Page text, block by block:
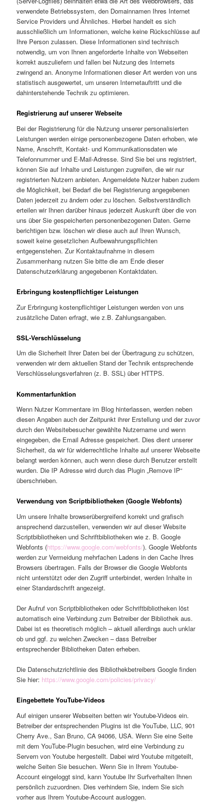
verwendete Betriebssystem, den Domainnamen Ihres Internet
Service Providers und Ähnliches. Hierbei handelt es sich
ausschließlich um Informationen, welche keine Rückschlüsse auf
Ihre Person zulassen. Diese Informationen sind technisch
notwendig, um von Ihnen angeforderte Inhalte von Webseiten
korrekt auszuliefern und fallen bei Nutzung des Internets
zwingend an. Anonyme Informationen dieser Art werden von uns
statistisch ausgewertet, um unseren Internetauftritt und die
dahinterstehende Technik zu optimieren.
Registrierung auf unserer Webseite
Bei der Registrierung für die Nutzung unserer personalisierten
Leistungen werden einige personenbezogene Daten erhoben, wie
Name, Anschrift, Kontakt- und Kommunikationsdaten wie
Telefonnummer und E-Mail-Adresse. Sind Sie bei uns registriert,
können Sie auf Inhalte und Leistungen zugreifen, die wir nur
registrierten Nutzern anbieten. Angemeldete Nutzer haben zudem
die Möglichkeit, bei Bedarf die bei Registrierung angegebenen
Daten jederzeit zu ändern oder zu löschen. Selbstverständlich
erteilen wir Ihnen darüber hinaus jederzeit Auskunft über die von
uns über Sie gespeicherten personenbezogenen Daten. Gerne
berichtigen bzw. löschen wir diese auch auf Ihren Wunsch,
soweit keine gesetzlichen Aufbewahrungspflichten
entgegenstehen. Zur Kontaktaufnahme in diesem
Zusammenhang nutzen Sie bitte die am Ende dieser
Datenschutzerklärung angegebenen Kontaktdaten.
Erbringung kostenpflichtiger Leistungen
Zur Erbringung kostenpflichtiger Leistungen werden von uns
zusätzliche Daten erfragt, wie z.B. Zahlungsangaben.
SSL-Verschlüsselung
Um die Sicherheit Ihrer Daten bei der Übertragung zu schützen,
verwenden wir dem aktuellen Stand der Technik entsprechende
Verschlüsselungsverfahren (z. B. SSL) über HTTPS.
Kommentarfunktion
Wenn Nutzer Kommentare im Blog hinterlassen, werden neben
diesen Angaben auch der Zeitpunkt ihrer Erstellung und der zuvor
durch den Websitebesucher gewählte Nutzername und wenn
eingegeben, die Email Adresse gespeichert. Dies dient unserer
Sicherheit, da wir für widerrechtliche Inhalte auf unserer Webseite
belangt werden können, auch wenn diese durch Benutzer erstellt
wurden. Die IP Adresse wird durch das Plugin „Remove IP“
überschrieben.
Verwendung von Scriptbibliotheken (Google Webfonts)
Um unsere Inhalte browserübergreifend korrekt und grafisch
ansprechend darzustellen, verwenden wir auf dieser Website
Scriptbibliotheken und Schriftbibliotheken wie z. B. Google
Webfonts (https://www.google.com/webfonts/). Google Webfonts
werden zur Vermeidung mehrfachen Ladens in den Cache Ihres
Browsers übertragen. Falls der Browser die Google Webfonts
nicht unterstützt oder den Zugriff unterbindet, werden Inhalte in
einer Standardschrift angezeigt.
Der Aufruf von Scriptbibliotheken oder Schriftbibliotheken löst
automatisch eine Verbindung zum Betreiber der Bibliothek aus.
Dabei ist es theoretisch möglich – aktuell allerdings auch unklar
ob und ggf. zu welchen Zwecken – dass Betreiber
entsprechender Bibliotheken Daten erheben.
Die Datenschutzrichtlinie des Bibliothekbetreibers Google finden
Sie hier: https://www.google.com/policies/privacy/
Eingebettete YouTube-Videos
Auf einigen unserer Webseiten betten wir Youtube-Videos ein.
Betreiber der entsprechenden Plugins ist die YouTube, LLC, 901
Cherry Ave., San Bruno, CA 94066, USA. Wenn Sie eine Seite
mit dem YouTube-Plugin besuchen, wird eine Verbindung zu
Servern von Youtube hergestellt. Dabei wird Youtube mitgeteilt,
welche Seiten Sie besuchen. Wenn Sie in Ihrem Youtube-
Account eingeloggt sind, kann Youtube Ihr Surfverhalten Ihnen
persönlich zuzuordnen. Dies verhindern Sie, indem Sie sich
vorher aus Ihrem Youtube-Account ausloggen.